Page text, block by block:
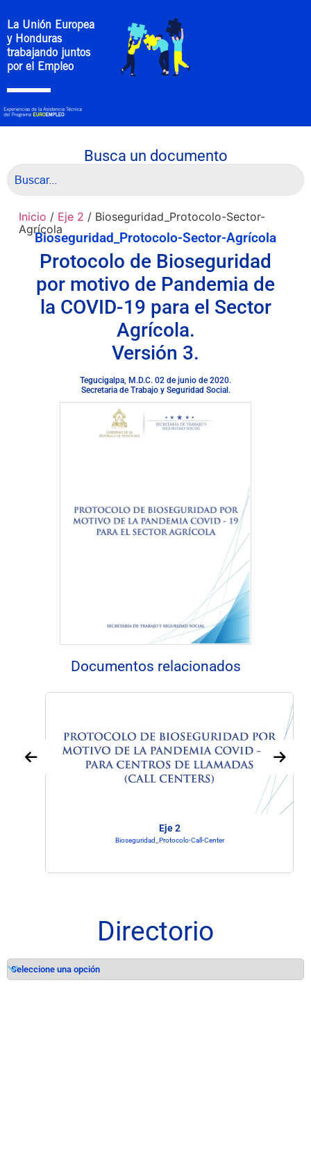
La Unión Europea
y Honduras
trabajando juntos
por el Empleo
Busca un documento
Inicio / Eje 2 / Bioseguridad_Protocolo-Sector-
Agrícola
Bioseguridad_Protocolo-Sector-Agrícola
Protocolo de Bioseguridad
por motivo de Pandemia de
la COVID-19 para el Sector
Agrícola.
Versión 3.
Tegucigalpa, M.D.C. 02 de junio de 2020.
Secretaria de Trabajo y Seguridad Social.
Descargar documento
Documentos relacionados
Eje 2
Bioseguridad_Protocolo-Call-Center
Directorio